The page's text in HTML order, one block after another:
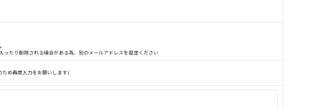
ったり削除される場合がある為、別のメールアドレスを設定ください
ため再度入力をお願いします)